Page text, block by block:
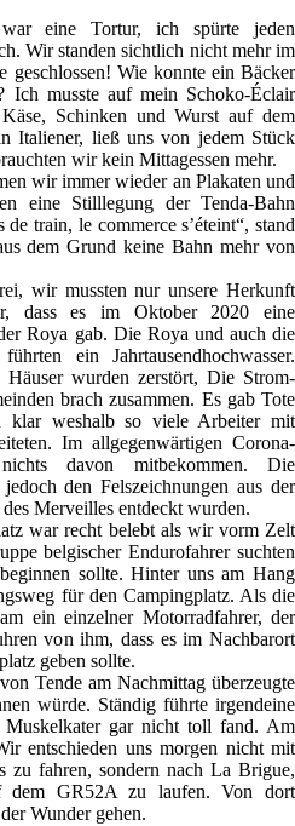
eine Tortur, ich spürte jeden
Wir standen sichtlich nicht mehr im
geschlossen! Wie konnte ein Bäcker
Ich musste auf mein Schoko-Éclair
Schinken und Wurst auf dem
Italiener, ließ uns von jedem Stück
wir kein Mittagessen mehr.
wir immer wieder an Plakaten und
eine Stilllegung der Tenda-Bahn
de train, le commerce s’éteint“, stand
dem Grund keine Bahn mehr von
wir mussten nur unsere Herkunft
dass es im Oktober 2020 eine
Roya gab. Die Roya und auch die
ein Jahrtausendhochwasser.
wurden zerstört, Die Strom-
brach zusammen. Es gab Tote
klar weshalb so viele Arbeiter mit
Im allgegenwärtigen Corona-
davon mitbekommen. Die
den Felszeichnungen aus der
Merveilles entdeckt wurden.
war recht belebt als wir vorm Zelt
belgischer Endurofahrer suchten
sollte. Hinter uns am Hang
für den Campingplatz. Als die
ein einzelner Motorradfahrer, der
von ihm, dass es im Nachbarort
geben sollte.
Tende am Nachmittag überzeugte
würde. Ständig führte irgendeine
Muskelkater gar nicht toll fand. Am
entschieden uns morgen nicht mit
zu fahren, sondern nach La Brigue,
dem GR52A zu laufen. Von dort
Wunder gehen.